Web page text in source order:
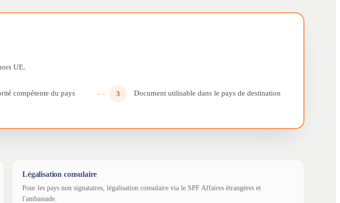
UE.
compétente du pays
3 Document utilisable dans le pays de destination
Légalisation consulaire
Pour les pays non signataires, légalisation consulaire via le SPF Affaires étrangères et
l'ambassade.